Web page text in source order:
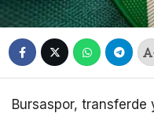
Bursaspor, transferde